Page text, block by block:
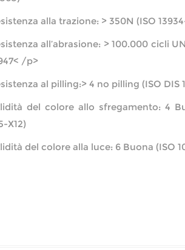
alla trazione: > 350N (ISO
all’abrasione: > 100.000 cicli
/p>
al pilling:> 4 no pilling (ISO DIS
del colore allo sfregamento: 4
X12)
del colore alla luce: 6 Buona (ISO